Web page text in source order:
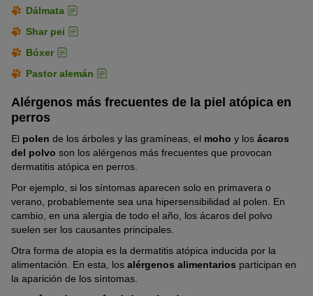
Dálmata
Shar pei
Bóxer
Pastor alemán
Alérgenos más frecuentes de la piel atópica en
perros
El polen de los árboles y las gramíneas, el moho y los ácaros
del polvo son los alérgenos más frecuentes que provocan
dermatitis atópica en perros.
Por ejemplo, si los síntomas aparecen solo en primavera o
verano, probablemente sea una hipersensibilidad al polen. En
cambio, en una alergia de todo el año, los ácaros del polvo
suelen ser los causantes principales.
Otra forma de atopia es la dermatitis atópica inducida por la
alimentación. En esta, los alérgenos alimentarios participan en
la aparición de los síntomas.